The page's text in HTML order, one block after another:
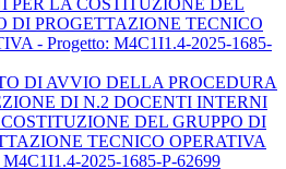
PER LA COSTITUZIONE DEL
DI PROGETTAZIONE TECNICO
- Progetto: M4C1I1.4-2025-1685-
DI AVVIO DELLA PROCEDURA
DI N.2 DOCENTI INTERNI
DEL GRUPPO DI
TECNICO OPERATIVA
M4C1I1.4-2025-1685-P-62699